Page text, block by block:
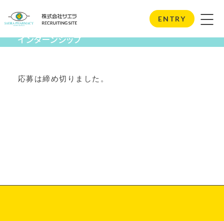
ENTRY
Internship
インターンシップ
応募は締め切りました。